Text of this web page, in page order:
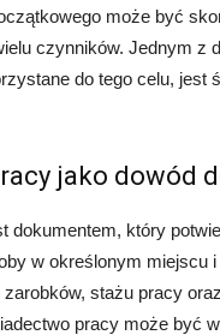
może być
czynników. Jednym z
do tego celu, jest
jako dowód
dokumentem, który
w określonym miejscu
stażu pracy
pracy może być